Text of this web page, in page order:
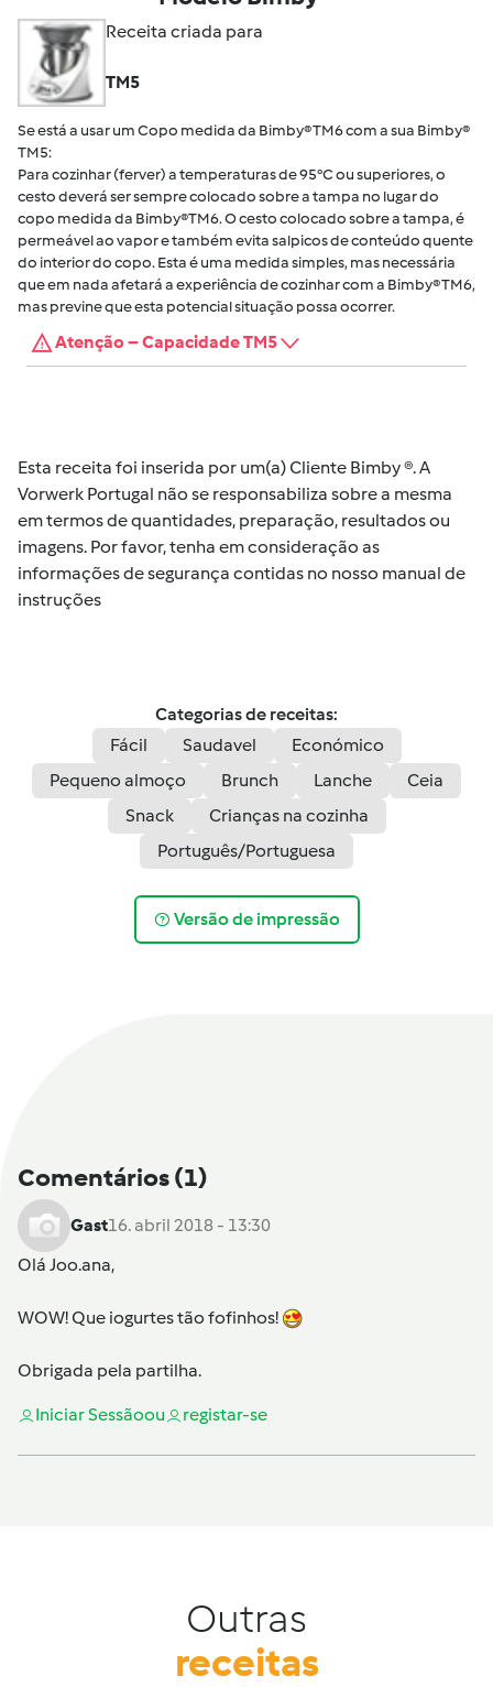
Receita criada para
TM5
Se está a usar um Copo medida da Bimby® TM6 com a sua Bimby®
TM5:
Para cozinhar (ferver) a temperaturas de 95°C ou superiores, o
cesto deverá ser sempre colocado sobre a tampa no lugar do
copo medida da Bimby®TM6. O cesto colocado sobre a tampa, é
permeável ao vapor e também evita salpicos de conteúdo quente
do interior do copo. Esta é uma medida simples, mas necessária
que em nada afetará a experiência de cozinhar com a Bimby® TM6,
mas previne que esta potencial situação possa ocorrer.
Atenção – Capacidade TM5
Esta receita foi inserida por um(a) Cliente Bimby ®. A
Vorwerk Portugal não se responsabiliza sobre a mesma
em termos de quantidades, preparação, resultados ou
imagens. Por favor, tenha em consideração as
informações de segurança contidas no nosso manual de
instruções
Categorias de receitas:
Fácil
Saudavel
Económico
Pequeno almoço
Brunch Lanche
Ceia
Snack
Crianças na cozinha
Português/Portuguesa
Versão de impressão
Comentários(1)
Gast16. abril 2018 - 13:30
Olá Joo.ana,
WOW! Que iogurtes tão fofinhos!
Obrigada pela partilha.
Iniciar Sessãoou registar-se
Outras
receitas